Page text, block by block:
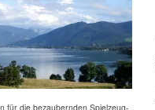
für die bezaubernden Spielzeug-